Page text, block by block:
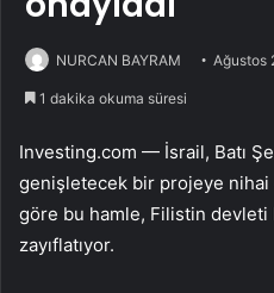
NURCAN BAYRAM Ağustos
1 dakika okuma süresi
Investing.com — İsrail, Batı
genişletecek bir projeye nihai
göre bu hamle, Filistin devleti
zayıflatıyor.